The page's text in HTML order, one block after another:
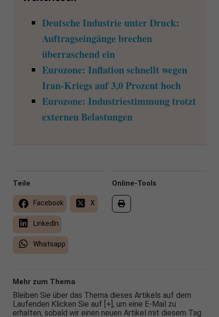
Deutsche Industrie unter Druck:
Auftragseingänge brechen
überraschend ein
Eurozone: Inflation schnellt wegen
Iran-Kriegs auf 3,0 Prozent hoch
Eurozone: Industriestimmung trotzt
externen Belastungen
Online-Tools
Teile
Facebook X
LinkedIn
Whatsapp
Mehr zum Thema
Bleiben Sie über das Thema dieses Artikels auf dem
Laufenden Klicken Sie auf [+], um eine E-Mail zu
erhalten, sobald wir einen neuen Artikel mit diesem Tag